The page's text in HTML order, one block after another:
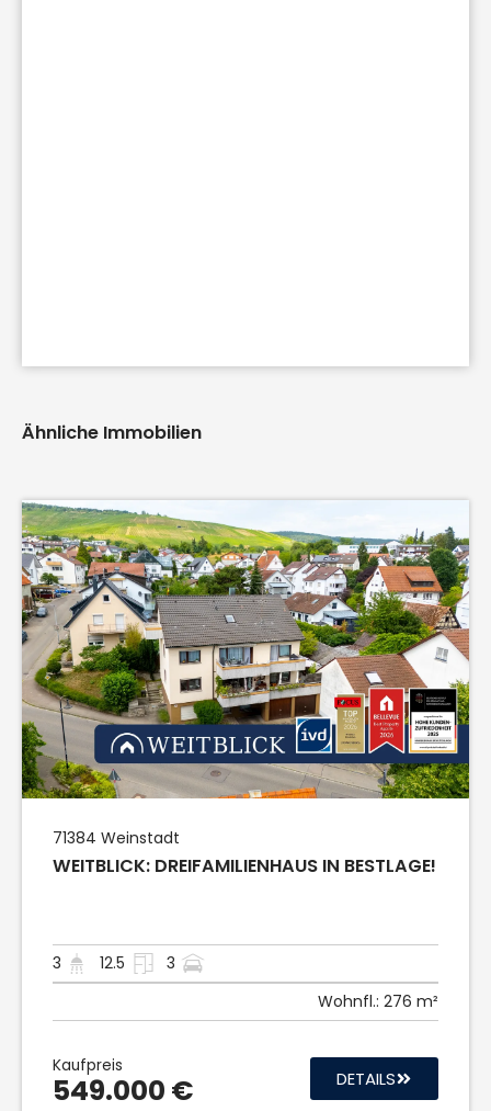
Ähnliche Immobilien
71384 Weinstadt
WEITBLICK: DREIFAMILIENHAUS IN BESTLAGE!
3 12.5
3
Wohnfl.: 276 m²
Kaufpreis
549.000 € DETAILS